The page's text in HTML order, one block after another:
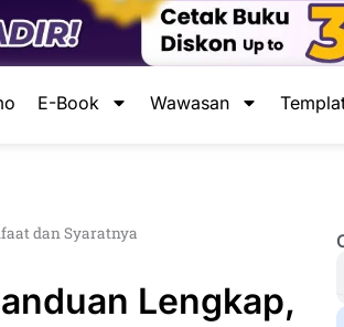
E-Book Wawasan
dan Syaratnya
Lengkap,